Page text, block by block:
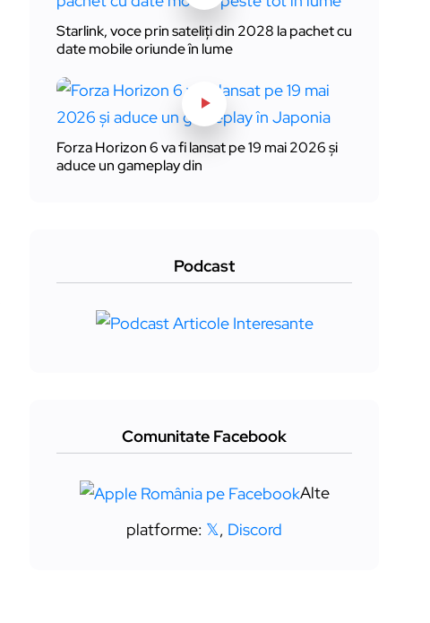
Starlink, voce prin sateliți din 2028 la pachet cu
date mobile oriunde în lume
Forza Horizon 6 va fi lansat pe 19 mai 2026 și
aduce un gameplay din
Podcast
Comunitate Facebook
Alte
platforme: 𝕏, Discord